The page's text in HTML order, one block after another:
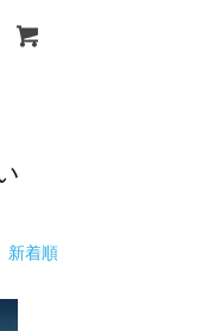
新着順